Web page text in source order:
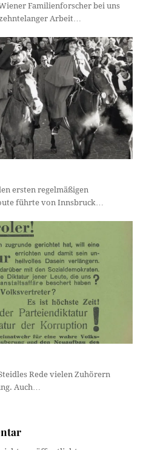
Familienforscher bei uns
Arbeit…
ersten regelmäßigen
führte von Innsbruck…
Rede vielen Zuhörern
Auch…